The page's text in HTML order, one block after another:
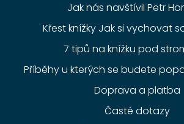
Jak nás navštívil Petr
Křest knížky Jak si vychovat
7 tipů na knížku pod
Příběhy u kterých se budete
Doprava a platba
Časté dotazy